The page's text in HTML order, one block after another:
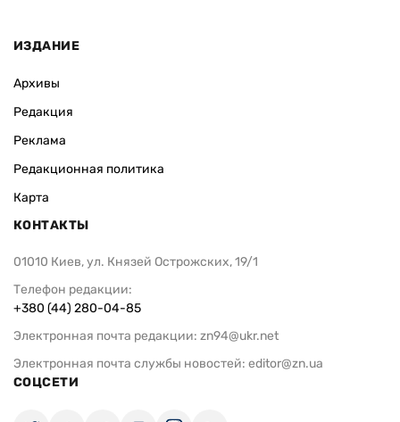
ИЗДАНИЕ
Архивы
Редакция
Реклама
Редакционная политика
Карта
КОНТАКТЫ
01010 Киев, ул. Князей Острожских, 19/1
Телефон редакции:
+380 (44) 280-04-85
Электронная почта редакции: zn94@ukr.net
Электронная почта службы новостей: editor@zn.ua
СОЦСЕТИ